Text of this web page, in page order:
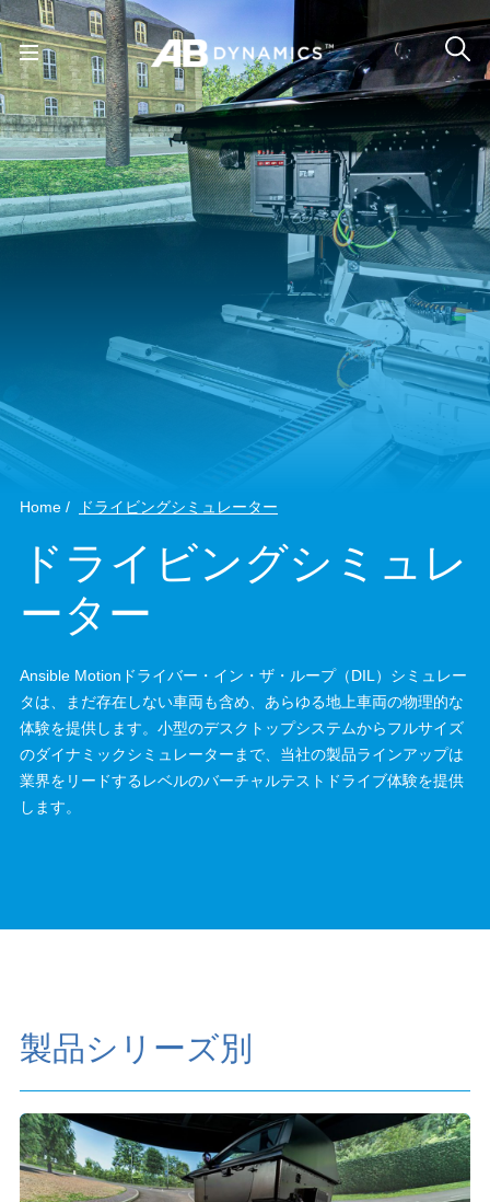
Home ドライビングシミュレーター
ドライビングシミュレ
ーター
Ansible Motionドライバー・イン・ザ・ループ（DIL）シミュレー
タは、まだ存在しない車両も含め、あらゆる地上車両の物理的な
体験を提供します。小型のデスクトップシステムからフルサイズ
のダイナミックシミュレーターまで、当社の製品ラインアップは
業界をリードするレベルのバーチャルテストドライブ体験を提供
します。
製品シリーズ別